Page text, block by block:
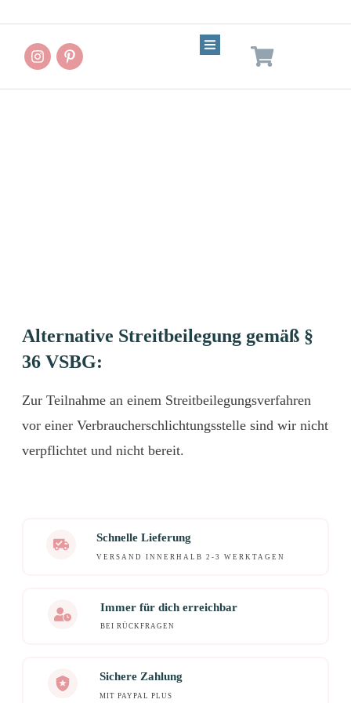
Alternative Streitbeilegung gemäß §
36 VSBG:
Zur Teilnahme an einem Streitbeilegungsverfahren
vor einer Verbraucherschlichtungsstelle sind wir nicht
verpflichtet und nicht bereit.
Schnelle Lieferung
VERSAND INNERHALB 2-3 WERKTAGEN
Immer für dich erreichbar
BEI RÜCKFRAGEN
Sichere Zahlung
MIT PAYPAL PLUS